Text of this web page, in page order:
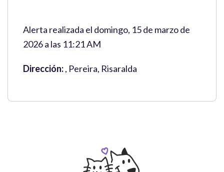
Alerta realizada el domingo, 15 de marzo de
2026 a las 11:21 AM
Dirección:, Pereira, Risaralda